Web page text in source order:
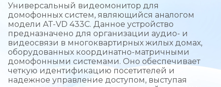
Универсальный видеомонитор для
домофонных систем, являющийся аналогом
модели AT-VD 433C. Данное устройство
предназначено для организации аудио- и
видеосвязи в многоквартирных жилых домах,
оборудованных координатно-матричными
домофонными системами. Оно обеспечивает
четкую идентификацию посетителей и
надежное управление доступом, выступая